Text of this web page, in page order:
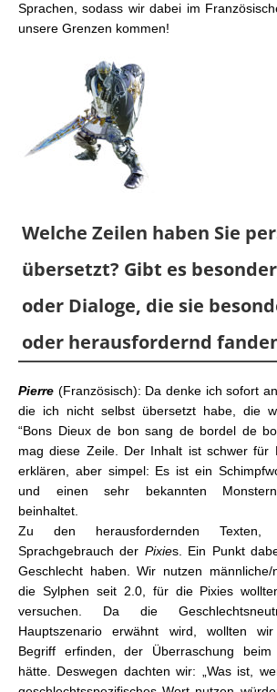
Sprachen, sodass wir dabei im
unsere Grenzen kommen!
Welche Zeilen haben Sie
übersetzt? Gibt es
oder Dialoge, die sie
oder herausfordernd
Pierre (Französisch): Da denke ich sofort
die ich nicht selbst übersetzt habe, die
“Bons Dieux de bon sang de bordel de
mag diese Zeile. Der Inhalt ist schwer für
erklären, aber simpel: Es ist ein
und einen sehr bekannten
beinhaltet.
Zu den herausfordernden
Sprachgebrauch der Pixies. Ein Punkt
Geschlecht haben. Wir nutzen
die Sylphen seit 2.0, für die Pixies
versuchen. Da die
Hauptszenario erwähnt wird, wollten
Begriff erfinden, der Überraschung beim
hätte. Deswegen dachten wir: „Was ist,